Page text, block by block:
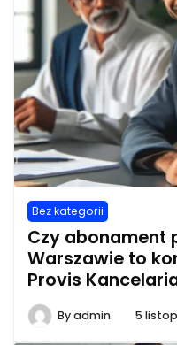
Bez kategorii
Czy abonament
Warszawie to
Provis
Byadmin 5